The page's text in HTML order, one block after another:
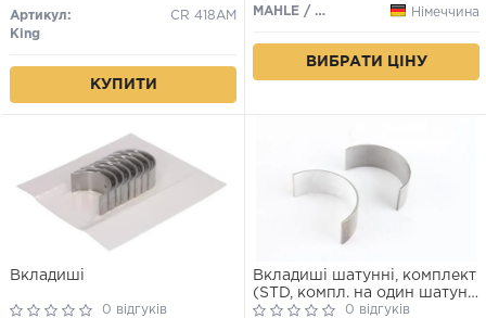
Артикул:
CR 418AM
King
КУПИТИ
MAHLE / KNECHT
Німеччина
ВИБРАТИ ЦІНУ
Вкладиші
0 відгуків
Вкладиші шатунні, комплект
(STD, компл. на один шатун)
MAN TGE AUDI A1, A3, A4
0 відгуків